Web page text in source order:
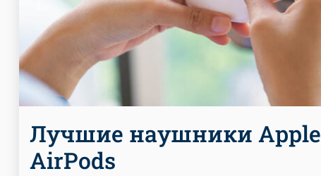
Лучшие наушники Apple
AirPods